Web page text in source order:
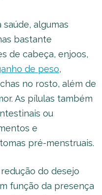
algumas
bastante
de cabeça, enjoos,
de peso,
no rosto, além de
As pílulas também
ou
e
pré-menstruais.
do desejo
função da presença